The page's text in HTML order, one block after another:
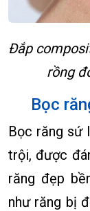
Đắp
rồng
Bọc
Bọc răng sứ
trội, được
răng đẹp
như răng bị